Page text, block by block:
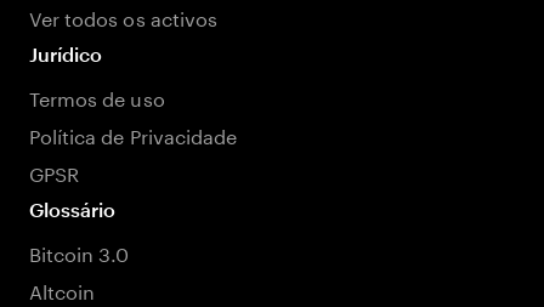
Ver todos os activos
Jurídico
Termos de uso
Política de Privacidade
GPSR
Glossário
Bitcoin 3.0
Altcoin